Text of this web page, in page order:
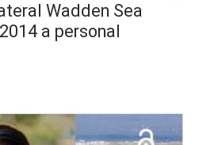
Wadden Sea
a personal